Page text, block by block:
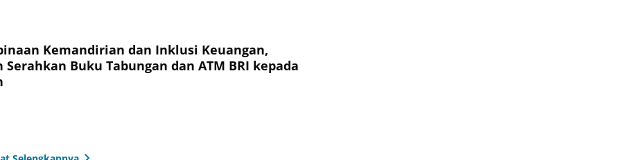
Kemandirian dan Inklusi Keuangan,
Serahkan Buku Tabungan dan ATM BRI kepada